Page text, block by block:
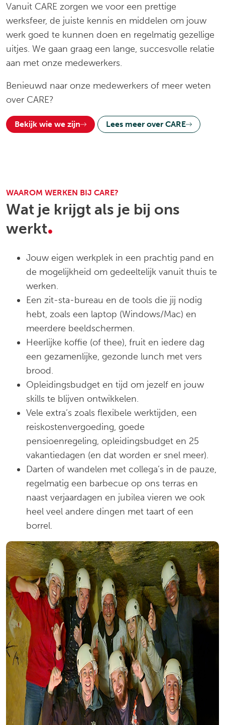
Vanuit CARE zorgen we voor een prettige
werksfeer, de juiste kennis en middelen om jouw
werk goed te kunnen doen en regelmatig gezellige
uitjes. We gaan graag een lange, succesvolle relatie
aan met onze medewerkers.
Benieuwd naar onze medewerkers of meer weten
over CARE?
Bekijk wie we zijn Lees meer over CARE
WAAROM WERKEN BIJ CARE?
Wat je krijgt als je bij ons
werkt.
Jouw eigen werkplek in een prachtig pand en
de mogelijkheid om gedeeltelijk vanuit thuis te
werken.
Een zit-sta-bureau en de tools die jij nodig
hebt, zoals een laptop (Windows/Mac) en
meerdere beeldschermen.
Heerlijke koffie (of thee), fruit en iedere dag
een gezamenlijke, gezonde lunch met vers
brood.
Opleidingsbudget en tijd om jezelf en jouw
skills te blijven ontwikkelen.
Vele extra’s zoals flexibele werktijden, een
reiskostenvergoeding, goede
pensioenregeling, opleidingsbudget en 25
vakantiedagen (en dat worden er snel meer).
Darten of wandelen met collega’s in de pauze,
regelmatig een barbecue op ons terras en
naast verjaardagen en jubilea vieren we ook
heel veel andere dingen met taart of een
borrel.